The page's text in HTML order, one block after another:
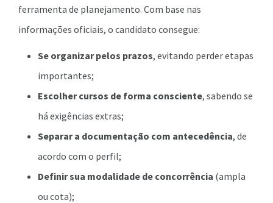
ferramenta de planejamento. Com base nas
informações oficiais, o candidato consegue:
Se organizar pelos prazos, evitando perder etapas
importantes;
Escolher cursos de forma consciente, sabendo se
há exigências extras;
Separar a documentação com antecedência, de
acordo com o perfil;
Definir sua modalidade de concorrência (ampla
ou cota);